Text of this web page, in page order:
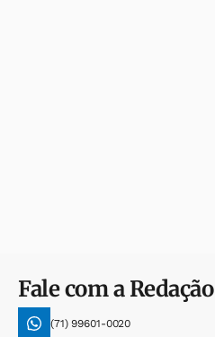
Fale com a Redação
(71) 99601-0020